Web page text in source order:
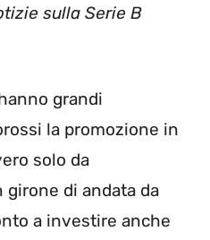
sulla Serie B
grandi
la promozione in
solo da
girone di andata da
a investire anche